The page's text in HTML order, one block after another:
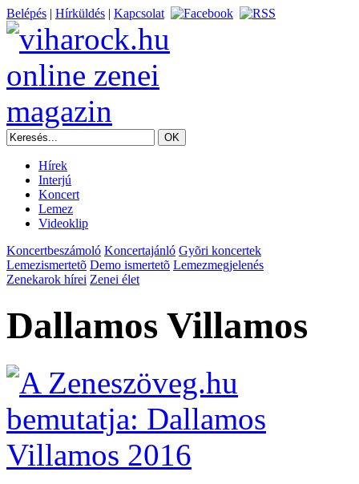
Belépés | Hírküldés | Kapcsolat
Hírek
Interjú
Koncert
Lemez
Videoklip
Koncertbeszámoló Koncertajánló Gyõri koncertek
Lemezismertetõ Demo ismertetõ Lemezmegjelenés
Zenekarok hírei Zenei élet
Dallamos Villamos